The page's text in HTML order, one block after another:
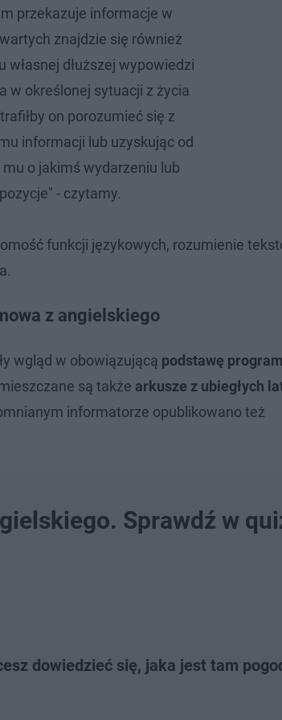
przekazuje informacje w
znajdzie się również
własnej dłuższej wypowiedzi
w określonej sytuacji z życia
on porozumieć się z
informacji lub uzyskując od
o jakimś wydarzeniu lub
- czytamy.
funkcji językowych, rozumienie
z angielskiego
wgląd w obowiązującą podstawę
są także arkusze z ubiegłych
informatorze opublikowano też
Sprawdź w
dowiedzieć się, jaka jest tam